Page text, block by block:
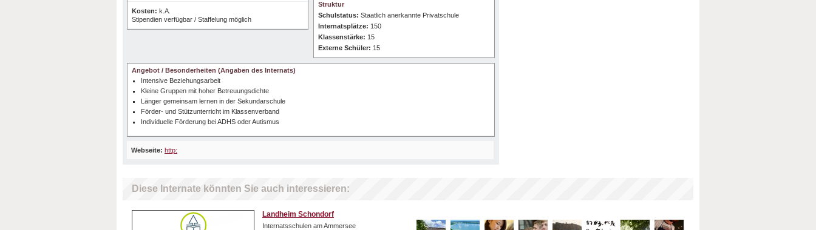
Kosten: k.A.
Stipendien verfügbar / Staffelung möglich
Struktur
Schulstatus: Staatlich anerkannte Privatschule
Internatsplätze: 150
Klassenstärke: 15
Externe Schüler: 15
Angebot / Besonderheiten (Angaben des Internats)
Intensive Beziehungsarbeit
Kleine Gruppen mit hoher Betreuungsdichte
Länger gemeinsam lernen in der Sekundarschule
Förder- und Stützunterricht im Klassenverband
Individuelle Förderung bei ADHS oder Autismus
Webseite: http:
Diese Internate könnten Sie auch interessieren:
Landheim Schondorf
Internatsschulen am Ammersee